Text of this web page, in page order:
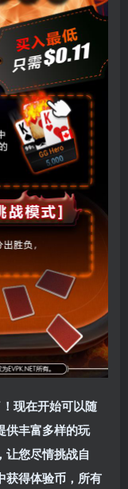
现在开始可以随
供丰富多样的玩
让您尽情挑战自
获得体验币，所有